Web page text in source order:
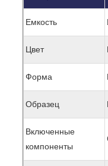
Емкость
Цвет
Форма
Образец
Включенные
компоненты